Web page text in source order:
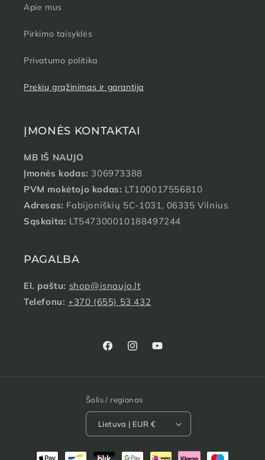
Apie mus
Pirkimo taisyklės
Privatumo politika
Prekių grąžinimas ir garantija
ĮMONĖS KONTAKTAI
MB IŠ NAUJO
Įmonės kodas: 306973388
PVM mokėtojo kodas: LT100017556810
Adresas: Fabijoniškių 5C-1031, 06335 Vilnius
Sąskaita: LT547300010188497244
PAGALBA
El. paštu: shop@isnaujo.lt
Telefonu: ‭+370 (655) 53 432‬
„Facebook“„Instagram“„YouTube“
Šalis / regionas
Lietuva | EUR €
Mokėjimo